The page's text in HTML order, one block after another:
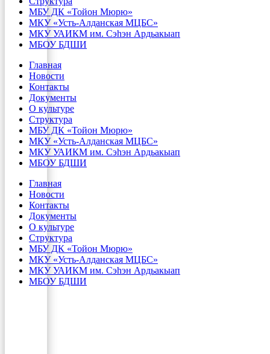
МБУ ДК «Тойон Мюрю»
МКУ «Усть-Алданская МЦБС»
МКУ УАИКМ им. Сэһэн Ардьакыап
МБОУ БДШИ
Главная
Новости
Контакты
Документы
О культуре
Структура
МБУ ДК «Тойон Мюрю»
МКУ «Усть-Алданская МЦБС»
МКУ УАИКМ им. Сэһэн Ардьакыап
МБОУ БДШИ
Главная
Новости
Контакты
Документы
О культуре
Структура
МБУ ДК «Тойон Мюрю»
МКУ «Усть-Алданская МЦБС»
МКУ УАИКМ им. Сэһэн Ардьакыап
МБОУ БДШИ